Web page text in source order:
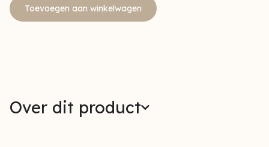
Toevoegen aan winkelwagen
Over dit product